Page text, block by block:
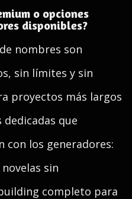
o opciones
disponibles?
nombres son
sin límites y sin
proyectos más largos
que
con los generadores:
sin
completo para